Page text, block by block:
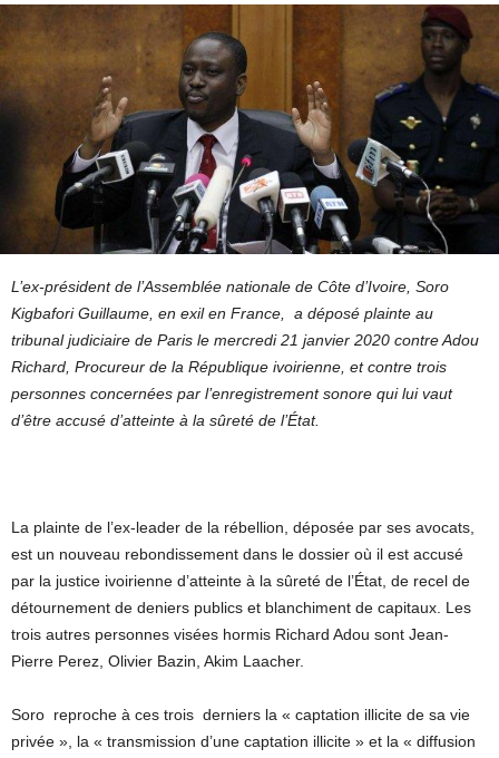
L’ex-président de l’Assemblée nationale de Côte d’Ivoire, Soro
Kigbafori Guillaume, en exil en France, a déposé plainte au
tribunal judiciaire de Paris le mercredi 21 janvier 2020 contre Adou
Richard, Procureur de la République ivoirienne, et contre trois
personnes concernées par l’enregistrement sonore qui lui vaut
d’être accusé d’atteinte à la sûreté de l’État.
La plainte de l’ex-leader de la rébellion, déposée par ses avocats,
est un nouveau rebondissement dans le dossier où il est accusé
par la justice ivoirienne d’atteinte à la sûreté de l’État, de recel de
détournement de deniers publics et blanchiment de capitaux. Les
trois autres personnes visées hormis Richard Adou sont Jean-
Pierre Perez, Olivier Bazin, Akim Laacher.
Soro reproche à ces trois derniers la « captation illicite de sa vie
privée », la « transmission d’une captation illicite » et la « diffusion